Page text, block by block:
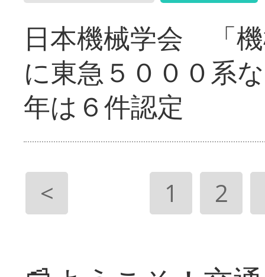
日本機械学会 「
に東急５０００系
年は６件認定
< 1 2